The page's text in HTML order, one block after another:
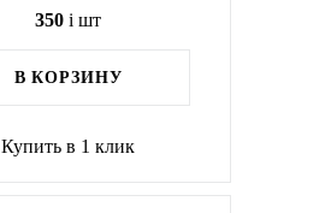
350 i шт
В КОРЗИНУ
Купить в 1 клик